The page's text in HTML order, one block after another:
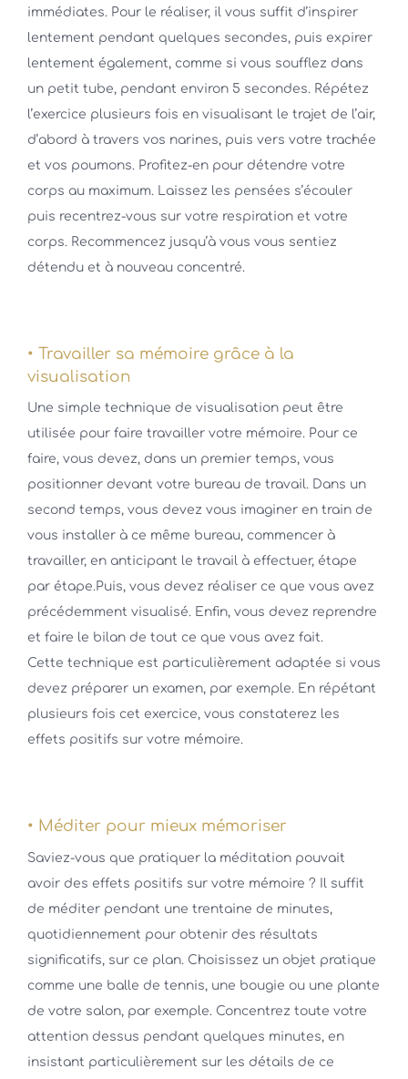
immédiates. Pour le réaliser, il vous suffit d’inspirer
lentement pendant quelques secondes, puis expirer
lentement également, comme si vous soufflez dans
un petit tube, pendant environ 5 secondes. Répétez
l’exercice plusieurs fois en visualisant le trajet de l’air,
d’abord à travers vos narines, puis vers votre trachée
et vos poumons. Profitez-en pour détendre votre
corps au maximum. Laissez les pensées s’écouler
puis recentrez-vous sur votre respiration et votre
corps. Recommencez jusqu’à vous vous sentiez
détendu et à nouveau concentré.
• Travailler sa mémoire grâce à la
visualisation
Une simple technique de visualisation peut être
utilisée pour faire travailler votre mémoire. Pour ce
faire, vous devez, dans un premier temps, vous
positionner devant votre bureau de travail. Dans un
second temps, vous devez vous imaginer en train de
vous installer à ce même bureau, commencer à
travailler, en anticipant le travail à effectuer, étape
par étape.Puis, vous devez réaliser ce que vous avez
précédemment visualisé. Enfin, vous devez reprendre
et faire le bilan de tout ce que vous avez fait.
Cette technique est particulièrement adaptée si vous
devez préparer un examen, par exemple. En répétant
plusieurs fois cet exercice, vous constaterez les
effets positifs sur votre mémoire.
• Méditer pour mieux mémoriser
Saviez-vous que pratiquer la méditation pouvait
avoir des effets positifs sur votre mémoire ? Il suffit
de méditer pendant une trentaine de minutes,
quotidiennement pour obtenir des résultats
significatifs, sur ce plan. Choisissez un objet pratique
comme une balle de tennis, une bougie ou une plante
de votre salon, par exemple. Concentrez toute votre
attention dessus pendant quelques minutes, en
insistant particulièrement sur les détails de ce